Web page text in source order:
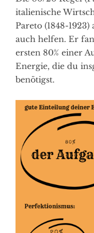
italienische
Pareto (1848-
auch helfen. Er
ersten 80% einer
Energie, die du
benötigst.